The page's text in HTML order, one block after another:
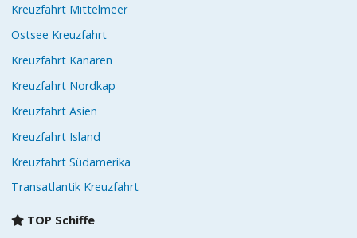
Kreuzfahrt Mittelmeer
Ostsee Kreuzfahrt
Kreuzfahrt Kanaren
Kreuzfahrt Nordkap
Kreuzfahrt Asien
Kreuzfahrt Island
Kreuzfahrt Südamerika
Transatlantik Kreuzfahrt
TOP Schiffe